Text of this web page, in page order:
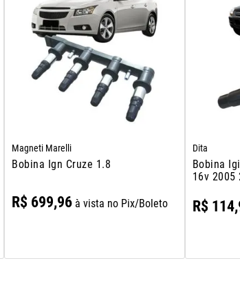
Magneti Marelli
Bobina Ign Cruze 1.8
R$ 699,96 à vista no Pix/Boleto
Dita
Bobina
16v 2005
R$ 114,